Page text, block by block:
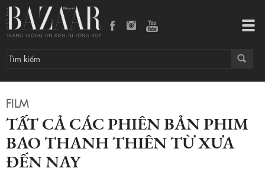
FILM
TẤT CẢ CÁC PHIÊN BẢN PHIM
BAO THANH THIÊN TỪ XƯA
ĐẾN NAY